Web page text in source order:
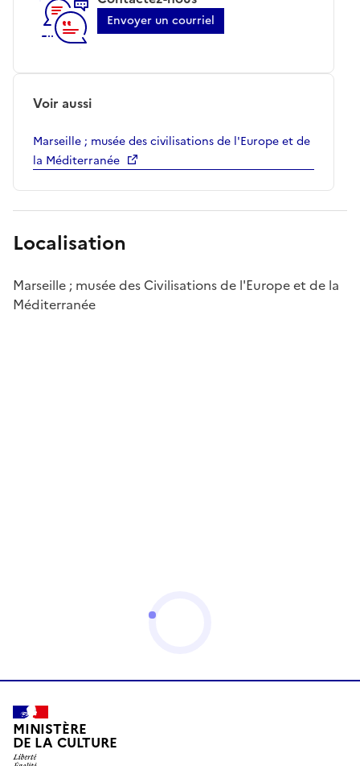
Envoyer un courriel
Voir aussi
Marseille ; musée des civilisations de l'Europe et de
la Méditerranée
Localisation
Marseille ; musée des Civilisations de l'Europe et de la
Méditerranée
MINISTÈRE
DE LA CULTURE